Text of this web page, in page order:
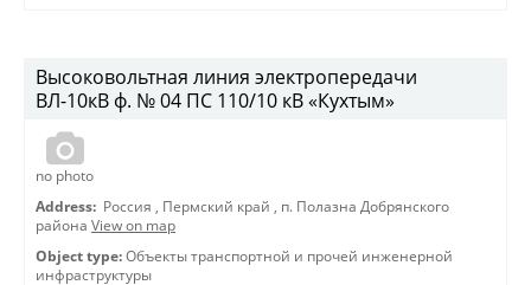
Высоковольтная линия электропередачи
ВЛ-10кВ ф. № 04 ПС 110/10 кВ «Кухтым»
no photo
Address: Россия , Пермский край , п. Полазна Добрянского
района View on map
Object type: Объекты транспортной и прочей инженерной
инфраструктуры